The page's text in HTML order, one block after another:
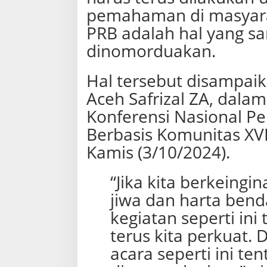
o
B
n
c
a
a
a
d
a
l
a
h
r
j
a
K
o
a
b
o
pemahaman di
PRB adalah hal yang
dinomorduakan.
Hal tersebut
Aceh Safrizal ZA,
Konferensi Nasional
Berbasis Komunitas
Kamis (3/10/2024).
“Jika kita
jiwa dan harta
kegiatan seperti ini
terus kita perkuat.
acara seperti ini